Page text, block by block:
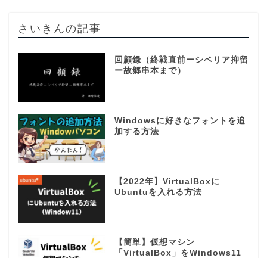
さいきんの記事
回顧録（終戦直前ーシベリア抑留
ー故郷串本まで）
Windowsに好きなフォントを追
加する方法
【2022年】VirtualBoxに
Ubuntuを入れる方法
【簡単】仮想マシン
「VirtualBox」をWindows11